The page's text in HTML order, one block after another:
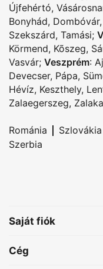
Újfehértó,
Bonyhád, Dombóvár,
Szekszárd, Tamási;
Körmend, Kõszeg,
Vasvár; Veszprém:
Devecser, Pápa,
Hévíz, Keszthely,
Zalaegerszeg,
Románia | Szlovákia
Szerbia
Saját fiók
Cég